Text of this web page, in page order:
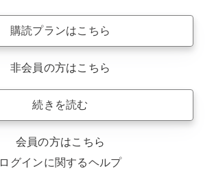
購読プランはこちら
非会員の方はこちら
続きを読む
会員の方はこちら
ログインに関するヘルプ